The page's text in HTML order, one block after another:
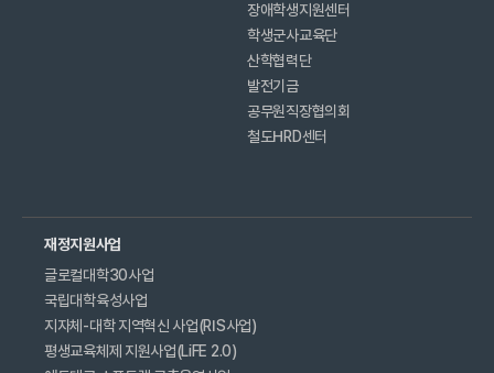
장애학생지원센터
학생군사교육단
산학협력단
발전기금
공무원직장협의회
철도HRD센터
재정지원사업
글로컬대학30사업
국립대학육성사업
지자체-대학 지역혁신 사업(RIS사업)
평생교육체제 지원사업(LiFE 2.0)